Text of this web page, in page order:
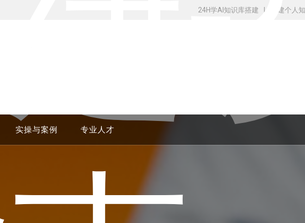
24H学AI知识库搭建 构建个人
实操与案例 专业人才